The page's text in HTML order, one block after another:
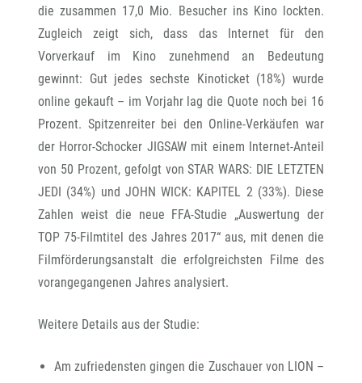
die zusammen 17,0 Mio. Besucher ins Kino lockten.
Zugleich zeigt sich, dass das Internet für den
Vorverkauf im Kino zunehmend an Bedeutung
gewinnt: Gut jedes sechste Kinoticket (18%) wurde
online gekauft – im Vorjahr lag die Quote noch bei 16
Prozent. Spitzenreiter bei den Online-Verkäufen war
der Horror-Schocker JIGSAW mit einem Internet-Anteil
von 50 Prozent, gefolgt von STAR WARS: DIE LETZTEN
JEDI (34%) und JOHN WICK: KAPITEL 2 (33%). Diese
Zahlen weist die neue FFA-Studie „Auswertung der
TOP 75-Filmtitel des Jahres 2017“ aus, mit denen die
Filmförderungsanstalt die erfolgreichsten Filme des
vorangegangenen Jahres analysiert.
Weitere Details aus der Studie:
Am zufriedensten gingen die Zuschauer von LION –